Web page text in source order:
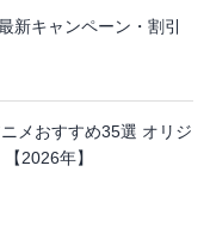
新キャンペーン・割引
メおすすめ35選 オリジ
2026年】